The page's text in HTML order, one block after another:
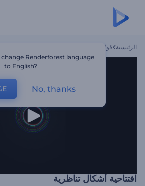
الرئيسية قوالب
افتتاحية أشكال تناظرية
Renderforest language
to English?
No, thanks